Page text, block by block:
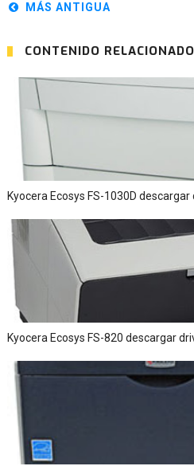
MÁS ANTIGUA
CONTENIDO RELACIONADO
Kyocera Ecosys FS-1030D
Kyocera Ecosys FS-820 descargar